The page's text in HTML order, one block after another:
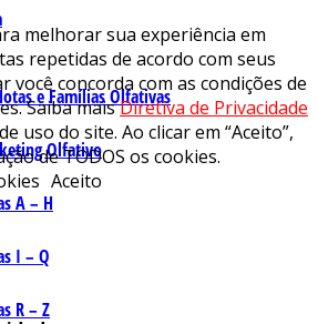
e Famílias Olfativas
Olfativo
A – H
I – Q
R – Z
melhorar sua experiência em
repetidas de acordo com seus
você concorda com as condições de
Saiba maisDiretiva de Privacidade
uso do site. Ao clicar em “Aceito”,
de TODOS os cookies.
Aceito